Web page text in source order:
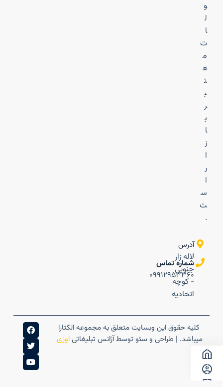
و
ل
ا
ت
م
ع
ت
ب
ر
ب
ا
ز
ا
ر
ا
س
ت
.
آدرس
لاله زار
جنوبی
- کوچه
اتحادیه
شماره تماس
۰۹۹۱۲۹۵۳۳۶۰
کلیه حقوق این وبسایت متعلق به مجموعه الکتارا
میباشد. | طراحی و سئو توسط آژانس تبلیغاتیاوزی